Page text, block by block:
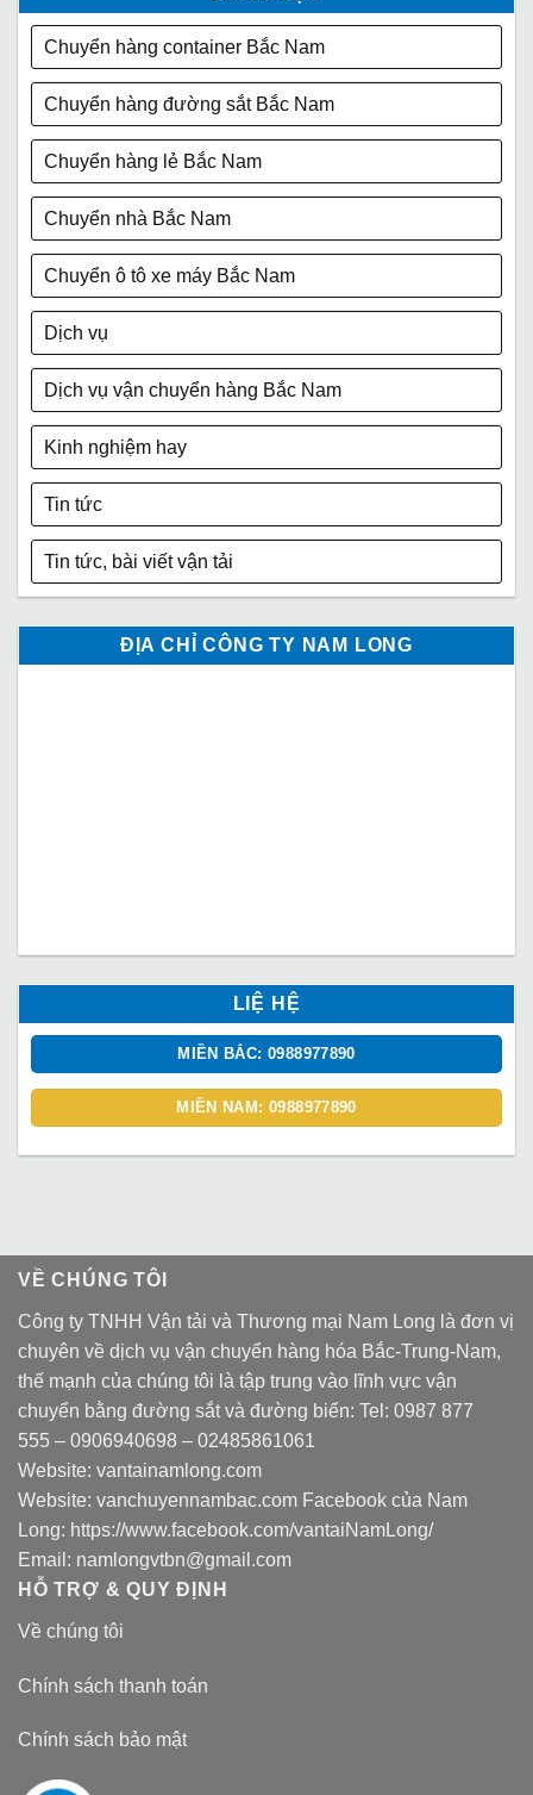
Chuyển hàng container Bắc Nam
Chuyển hàng đường sắt Bắc Nam
Chuyển hàng lẻ Bắc Nam
Chuyển nhà Bắc Nam
Chuyển ô tô xe máy Bắc Nam
Dịch vụ
Dịch vụ vận chuyển hàng Bắc Nam
Kinh nghiệm hay
Tin tức
Tin tức, bài viết vận tải
ĐỊA CHỈ CÔNG TY NAM LONG
LIỆ HỆ
MIỀN BẮC: 0988977890
MIỀN NAM: 0988977890
VỀ CHÚNG TÔI
Công ty TNHH Vận tải và Thương mại Nam Long là đơn vị
chuyên về dịch vụ vận chuyển hàng hóa Bắc-Trung-Nam,
thế mạnh của chúng tôi là tập trung vào lĩnh vực vận
chuyển bằng đường sắt và đường biển: Tel: 0987 877
555 – 0906940698 – 02485861061
Website: vantainamlong.com
Website: vanchuyennambac.com Facebook của Nam
Long: https://www.facebook.com/vantaiNamLong/
Email: namlongvtbn@gmail.com
HỖ TRỢ & QUY ĐỊNH
Về chúng tôi
Chính sách thanh toán
Chính sách bảo mật